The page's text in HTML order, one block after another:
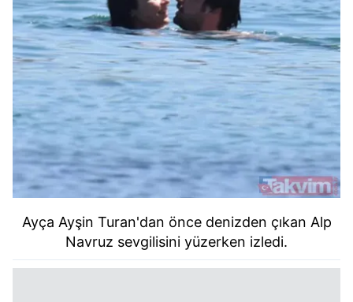
Ayça Ayşin Turan'dan önce denizden çıkan Alp
Navruz sevgilisini yüzerken izledi.